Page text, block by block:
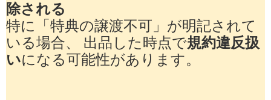
除される
特に「特典の譲渡不可」が明記されて
いる場合、 出品した時点で規約違反扱
いになる可能性があります。